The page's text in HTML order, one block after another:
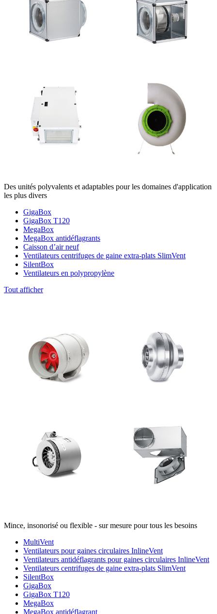
Des unités polyvalents et adaptables pour les domaines d'application
les plus divers
GigaBox
GigaBox T120
MegaBox
MegaBox antidéflagrants
Caisson d’air neuf
Ventilateurs centrifuges de gaine extra-plats SlimVent
SilentBox
Ventilateurs en polypropylène
Tout afficher
Mince, insonorisé ou flexible - sur mesure pour tous les besoins
MultiVent
Ventilateurs pour gaines circulaires InlineVent
Ventilateurs antidéflagrants pour gaines circulaires InlineVent
Ventilateurs centrifuges de gaine extra-plats SlimVent
SilentBox
GigaBox
GigaBox T120
MegaBox
MegaBox antidéflagrant